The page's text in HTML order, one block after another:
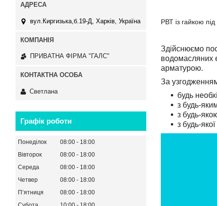
РВТ із гайкою
Здійснюємо
водомасляних
арматурою.
За
будь
з будь-
з будь-
з будь-
вул.Киргизька,б.19-Д, Харків, Україна
ПРИВАТНА ФІРМА "ГАЛС"
Светлана
Графік роботи
Понеділок 08:00
18:00
Вівторок
08:00
18:00
Середа
08:00
18:00
Четвер
08:00
18:00
Пʼятниця
08:00
18:00